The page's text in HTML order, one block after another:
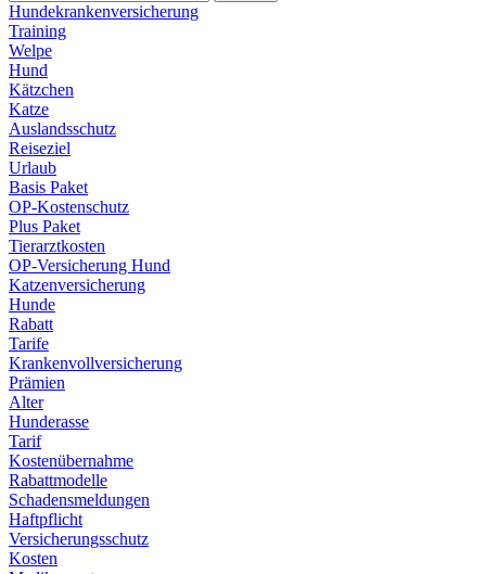
Hundekrankenversicherung
Training
Welpe
Hund
Kätzchen
Katze
Auslandsschutz
Reiseziel
Urlaub
Basis Paket
OP-Kostenschutz
Plus Paket
Tierarztkosten
OP-Versicherung Hund
Katzenversicherung
Hunde
Rabatt
Tarife
Krankenvollversicherung
Prämien
Alter
Hunderasse
Tarif
Kostenübernahme
Rabattmodelle
Schadensmeldungen
Haftpflicht
Versicherungsschutz
Kosten